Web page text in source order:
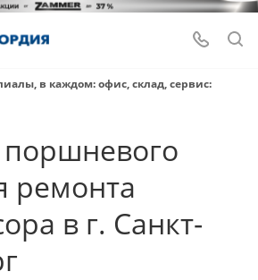
в каждом: офис, склад, сервис:
поршневого
ремонта
в г. Санкт-